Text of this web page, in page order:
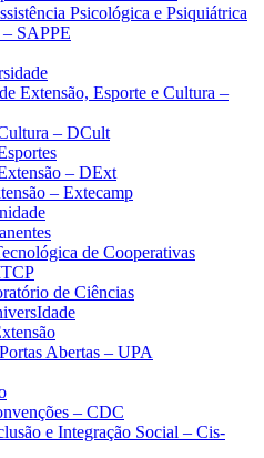
Psicológica e Psiquiátrica
– SAPPE
Extensão, Esporte e Cultura –
– DCult
– DExt
– Extecamp
de Cooperativas
de Ciências
Abertas – UPA
– CDC
e Integração Social – Cis-